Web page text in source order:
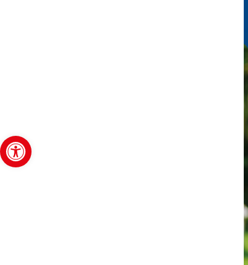
Abrir barra de herramientas